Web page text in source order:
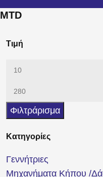
MTD
Τιμή
Φιλτράρισμα
Κατηγορίες
Γεννήτριες
Μηχανήματα Κήπου /